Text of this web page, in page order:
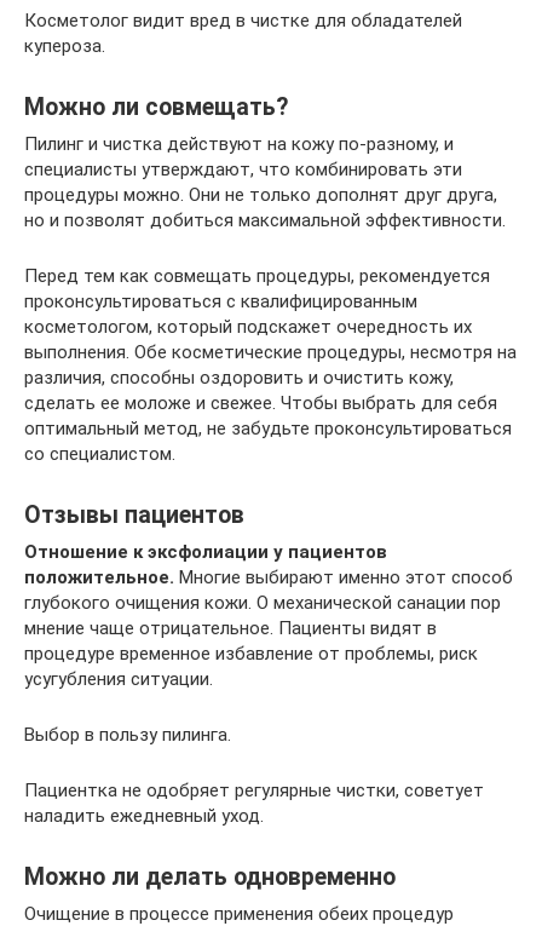
Косметолог видит вред в чистке для обладателей
купероза.
Можно ли совмещать?
Пилинг и чистка действуют на кожу по-разному, и
специалисты утверждают, что комбинировать эти
процедуры можно. Они не только дополнят друг друга,
но и позволят добиться максимальной эффективности.
Перед тем как совмещать процедуры, рекомендуется
проконсультироваться с квалифицированным
косметологом, который подскажет очередность их
выполнения. Обе косметические процедуры, несмотря на
различия, способны оздоровить и очистить кожу,
сделать ее моложе и свежее. Чтобы выбрать для себя
оптимальный метод, не забудьте проконсультироваться
со специалистом.
Отзывы пациентов
Отношение к эксфолиации у пациентов
положительное. Многие выбирают именно этот способ
глубокого очищения кожи. О механической санации пор
мнение чаще отрицательное. Пациенты видят в
процедуре временное избавление от проблемы, риск
усугубления ситуации.
Выбор в пользу пилинга.
Пациентка не одобряет регулярные чистки, советует
наладить ежедневный уход.
Можно ли делать одновременно
Очищение в процессе применения обеих процедур